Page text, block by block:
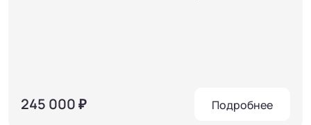
245 000 ₽ Подробнее